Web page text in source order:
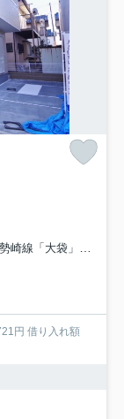
「大袋」駅 徒歩27分